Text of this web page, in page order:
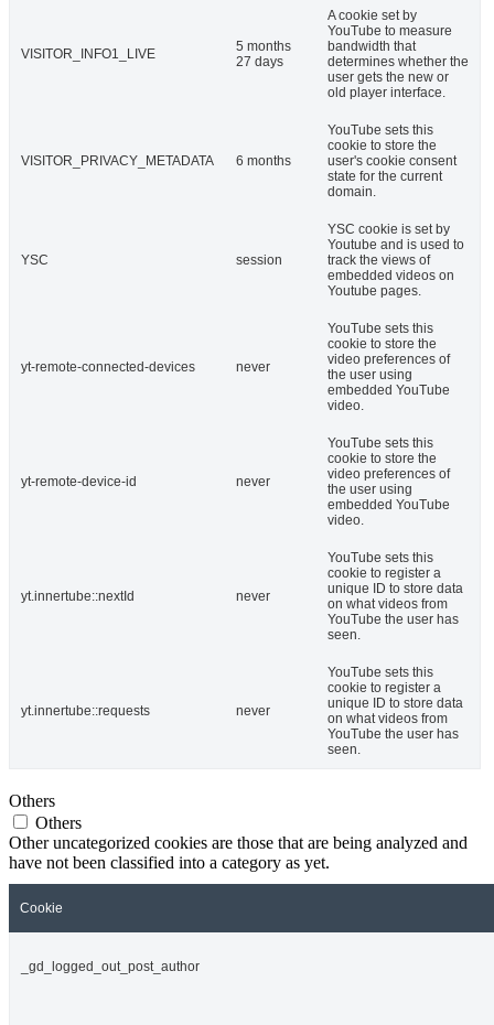
VISITOR_INFO1_LIVE
5 months
27 days
A cookie set by
YouTube to measure
bandwidth that
determines whether the
user gets the new or
old player interface.
VISITOR_PRIVACY_METADATA 6 months
YouTube sets this
cookie to store the
user's cookie consent
state for the current
domain.
YSC session
YSC cookie is set by
Youtube and is used to
track the views of
embedded videos on
Youtube pages.
yt-remote-connected-devices never
YouTube sets this
cookie to store the
video preferences of
the user using
embedded YouTube
video.
yt-remote-device-id never
YouTube sets this
cookie to store the
video preferences of
the user using
embedded YouTube
video.
yt.innertube::nextId never
YouTube sets this
cookie to register a
unique ID to store data
on what videos from
YouTube the user has
seen.
yt.innertube::requests never
YouTube sets this
cookie to register a
unique ID to store data
on what videos from
YouTube the user has
seen.
Others
Others
Other uncategorized cookies are those that are being analyzed and
have not been classified into a category as yet.
Cookie
_gd_logged_out_post_author